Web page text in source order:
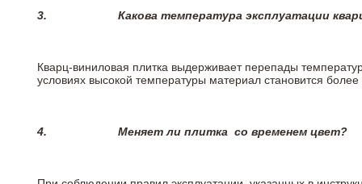
3. Какова температура эксплуатации
Кварц-виниловая плитка выдерживает перепады
условиях высокой температуры материал становится
4. Меняет ли плитка со временем цвет?